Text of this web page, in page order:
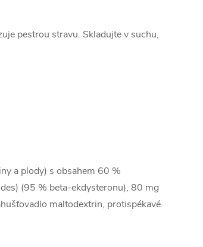
pestrou stravu. Skladujte v suchu,
a plody) s obsahem 60 %
(95 % beta-ekdysteronu), 80 mg
maltodextrin, protispékavé